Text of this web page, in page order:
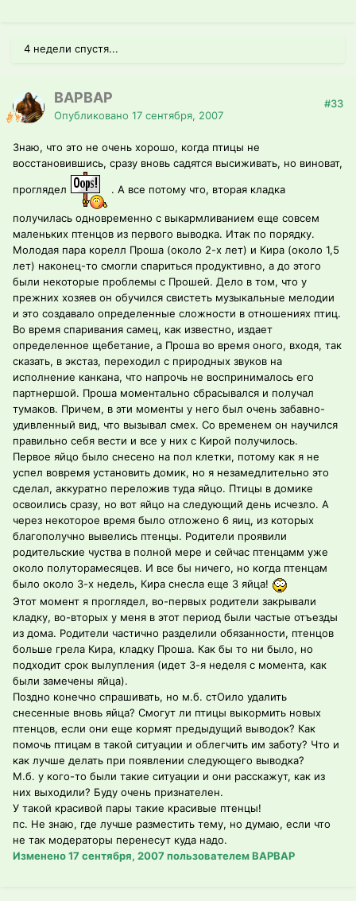
4 недели спустя...
ВАРВАР
Опубликовано 17 сентября, 2007
#33
Знаю, что это не очень хорошо, когда птицы не
восстановившись, сразу вновь садятся высиживать, но виноват,
проглядел . А все потому что, вторая кладка
получилась одновременно с выкармливанием еще совсем
маленьких птенцов из первого выводка. Итак по порядку.
Молодая пара корелл Проша (около 2-х лет) и Кира (около 1,5
лет) наконец-то смогли спариться продуктивно, а до этого
были некоторые проблемы с Прошей. Дело в том, что у
прежних хозяев он обучился свистеть музыкальные мелодии
и это создавало определенные сложности в отношениях птиц.
Во время спаривания самец, как известно, издает
определенное щебетание, а Проша во время оного, входя, так
сказать, в экстаз, переходил с природных звуков на
исполнение канкана, что напрочь не воспринималось его
партнершой. Проша моментально сбрасывался и получал
тумаков. Причем, в эти моменты у него был очень забавно-
удивленный вид, что вызывал смех. Со временем он научился
правильно себя вести и все у них с Кирой получилось.
Первое яйцо было снесено на пол клетки, потому как я не
успел вовремя установить домик, но я незамедлительно это
сделал, аккуратно переложив туда яйцо. Птицы в домике
освоились сразу, но вот яйцо на следующий день исчезло. А
через некоторое время было отложено 6 яиц, из которых
благополучно вывелись птенцы. Родители проявили
родительские чуства в полной мере и сейчас птенцамм уже
около полуторамесяцев. И все бы ничего, но когда птенцам
было около 3-х недель, Кира снесла еще 3 яйца!
Этот момент я проглядел, во-первых родители закрывали
кладку, во-вторых у меня в этот период были частые отъезды
из дома. Родители частично разделили обязанности, птенцов
больше грела Кира, кладку Проша. Как бы то ни было, но
подходит срок вылупления (идет 3-я неделя с момента, как
были замечены яйца).
Поздно конечно спрашивать, но м.б. стОило удалить
снесенные вновь яйца? Смогут ли птицы выкормить новых
птенцов, если они еще кормят предыдущий выводок? Как
помочь птицам в такой ситуации и облегчить им заботу? Что и
как лучше делать при появлении следующего выводка?
М.б. у кого-то были такие ситуации и они расскажут, как из
них выходили? Буду очень признателен.
У такой красивой пары такие красивые птенцы!
пс. Не знаю, где лучше разместить тему, но думаю, если что
не так модераторы перенесут куда надо.
Изменено17 сентября, 2007 пользователем ВАРВАР